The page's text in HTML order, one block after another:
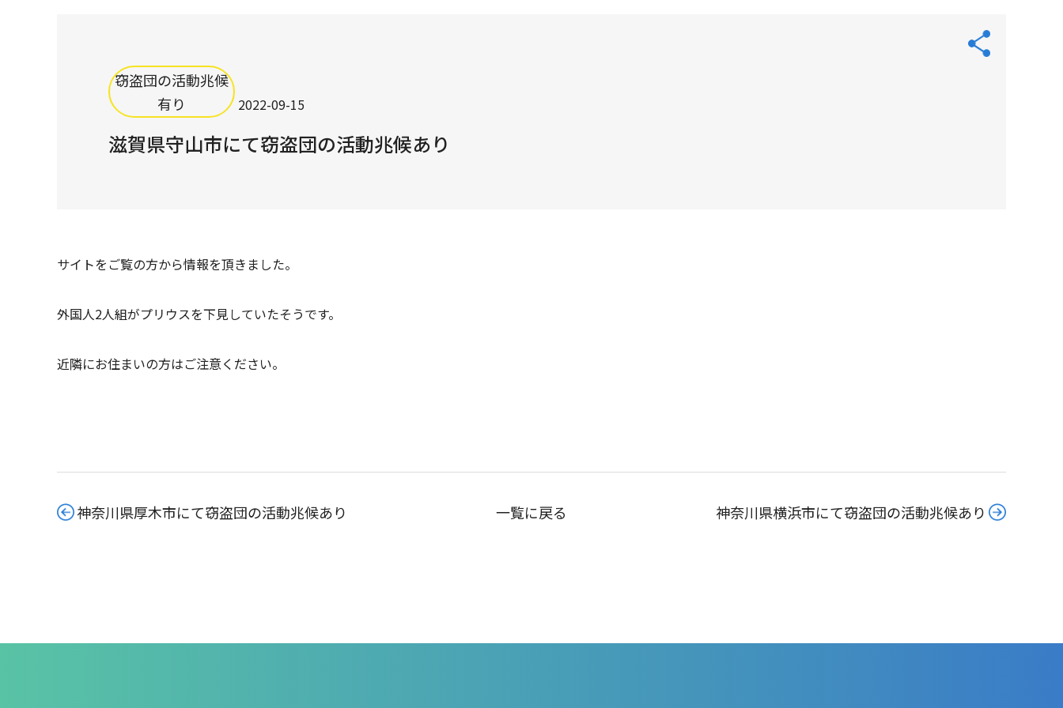
窃盗団の活動兆候
有り
2022-09-15
滋賀県守山市にて窃盗団の活動兆候あり
サイトをご覧の方から情報を頂きました。
外国人2人組がプリウスを下見していたそうです。
近隣にお住まいの方はご注意ください。
神奈川県厚木市にて窃盗団の活動兆候あり 一覧に戻る 神奈川県横浜市にて窃盗団の活動兆候あり